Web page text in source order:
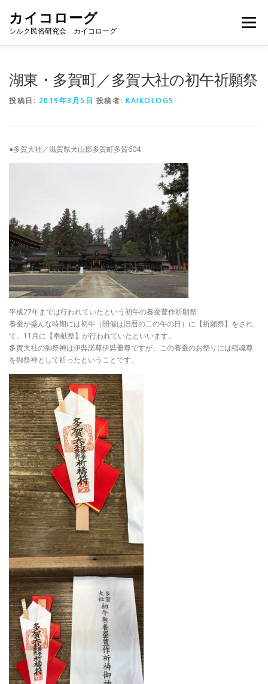
カイコローグ
シルク民俗研究会 カイコローグ
メニュー
湖東・多賀町／多賀大社の初午祈願祭
投稿日: 2019年3月5日 投稿者: KAIKOLOGS
●多賀大社／滋賀県犬山郡多賀町多賀604
平成27年までは行われていたという初午の養蚕豊作祈願祭
養蚕が盛んな時期には初午（開催は旧暦の二の午の日）に【祈願祭】をされ
て、11月に【奉献祭】が行われていたといいます。
多賀大社の御祭神は伊弉諾尊伊弉冊尊ですが、この養蚕のお祭りには稲魂尊
を御祭神として祈ったということです。